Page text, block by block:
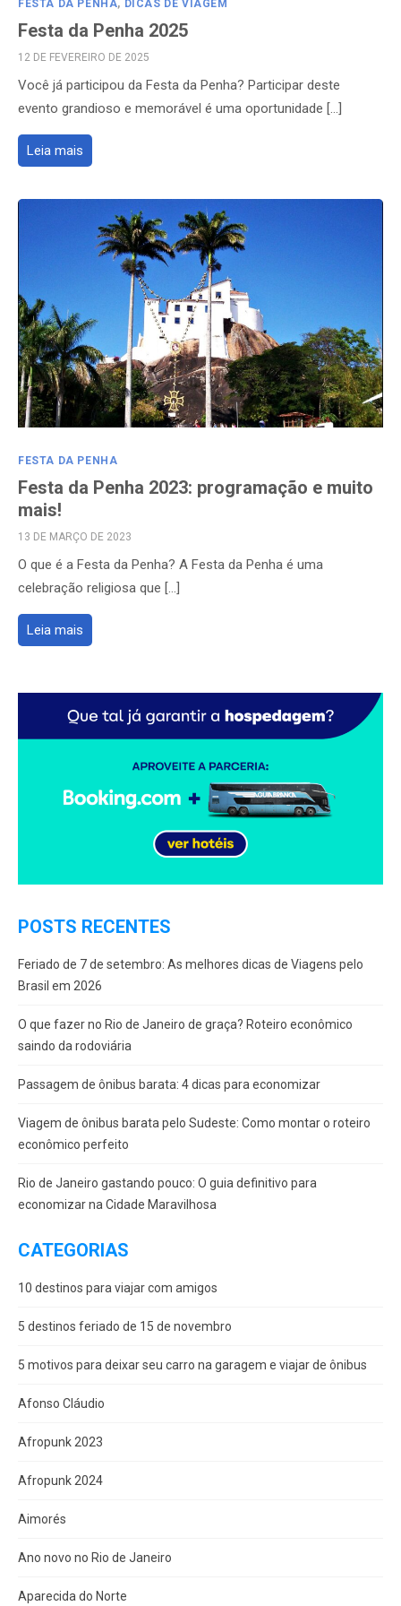
FESTA DA PENHA, DICAS DE VIAGEM
Festa da Penha 2025
POSTED
12 DE FEVEREIRO DE 2025
Você já participou da Festa da Penha? Participar deste
evento grandioso e memorável é uma oportunidade […]
Leia mais
FESTA DA PENHA
Festa da Penha 2023: programação e muito
mais!
POSTED
13 DE MARÇO DE 2023
O que é a Festa da Penha? A Festa da Penha é uma
celebração religiosa que […]
Leia mais
POSTS RECENTES
Feriado de 7 de setembro: As melhores dicas de Viagens pelo
Brasil em 2026
O que fazer no Rio de Janeiro de graça? Roteiro econômico
saindo da rodoviária
Passagem de ônibus barata: 4 dicas para economizar
Viagem de ônibus barata pelo Sudeste: Como montar o roteiro
econômico perfeito
Rio de Janeiro gastando pouco: O guia definitivo para
economizar na Cidade Maravilhosa
CATEGORIAS
10 destinos para viajar com amigos
5 destinos feriado de 15 de novembro
5 motivos para deixar seu carro na garagem e viajar de ônibus
Afonso Cláudio
Afropunk 2023
Afropunk 2024
Aimorés
Ano novo no Rio de Janeiro
Aparecida do Norte